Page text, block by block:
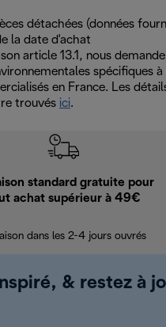
détachées (données
la date d'achat
article 13.1, nous
spécifiques
en France. Les
trouvés ici.
standard gratuite pour
achat supérieur à 49€
dans les 2-4 jours ouvrés
& restez à